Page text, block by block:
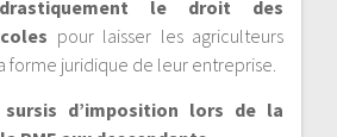
le droit des
pour laisser les agriculteurs
forme juridique de leur entreprise.
d’imposition lors de la